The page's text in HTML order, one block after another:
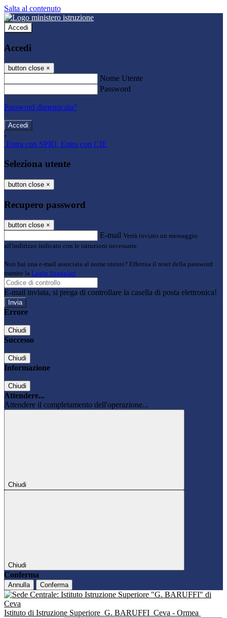
Salta al contenuto
Accedi
Accedi
button close ×
Nome Utente
Password
Password dimenticata?
-
Entra con SPID Entra con CIE
Seleziona utente
button close ×
Recupero password
button close ×
E-mail Verrà inviato un messaggio
all'indirizzo indicato con le istruzioni necessarie.
Non hai una e-mail associata al nome utente? Effettua il reset della password
tramite la Login Spaggiari
E-mail inviata, si prega di controllare la casella di posta elettronica!
Errore
Chiudi
Successo
Chiudi
Informazione
Chiudi
Attendere...
Attendere il completamento dell'operazione...
Chiudi
Chiudi
Conferma
Annulla Conferma
Istituto di Istruzione Superiore G. BARUFFI Ceva - Ormea